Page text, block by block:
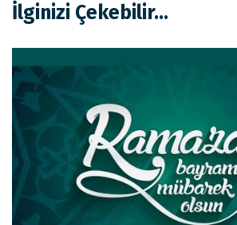
İlginizi Çekebilir...